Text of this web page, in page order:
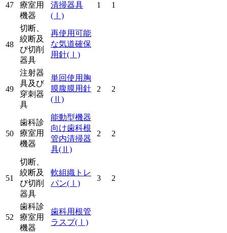
47
療室用
機器
清掃器具
(Ⅰ)
1 1
48
切断、
絞断及
び切削
器具
再使用可能
な気道確保
用針(Ⅰ)
49
注射器
具及び
穿刺器
具
単回使用胸
膜腹膜用針
(Ⅱ)
2 2
50
歯科診
療室用
機器
能動型機器
向け歯科根
管内清掃器
具(Ⅱ)
2 2
51
切断、
絞断及
び切削
器具
軟組織トレ
パン(Ⅰ)
3 2
52
歯科診
療室用
機器
歯科用根管
ラスプ(Ⅰ)